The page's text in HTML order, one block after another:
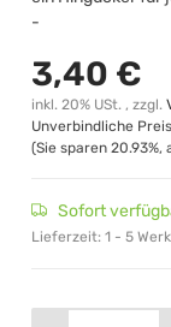
-
3,40 €
inkl. 20% USt. , zzgl.
Unverbindliche
(Sie sparen 20.93%,
Sofort
Lieferzeit: 1 - 5